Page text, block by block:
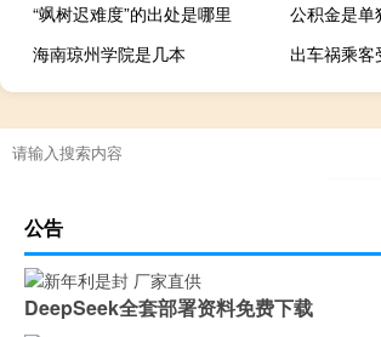
“飒树迟难度”的出处是哪里
公积金是单
海南琼州学院是几本
出车祸乘客
公告
DeepSeek全套部署资料免费下载